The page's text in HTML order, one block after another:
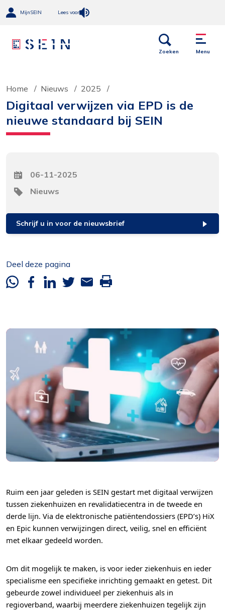
Functioneel
Alleen de cookies plaatsen die nodig zijn om
de inhoud van de website goed te kunnen
bekijken.
Open
Zoeken
Menu
links
Menu
MijnSEIN Lees voor
Home Nieuws 2025
Digitaal verwijzen via EPD is de
nieuwe standaard bij SEIN
Datum
06-11-2025
TagNieuws
Schrijf u in voor de nieuwsbrief
Deel deze pagina
WhatsappFacebook LinkedinTwitter Mail
Ruim een jaar geleden is SEIN gestart met digitaal verwijzen
tussen ziekenhuizen en revalidatiecentra in de tweede en
derde lijn. Via de elektronische patiëntendossiers (EPD’s) HiX
en Epic kunnen verwijzingen direct, veilig, snel en efficiënt
met elkaar gedeeld worden.
Om dit mogelijk te maken, is voor ieder ziekenhuis en ieder
specialisme een specifieke inrichting gemaakt en getest. Dit
gebeurde zowel individueel per ziekenhuis als in
regioverband, waarbij meerdere ziekenhuizen tegelijk zijn